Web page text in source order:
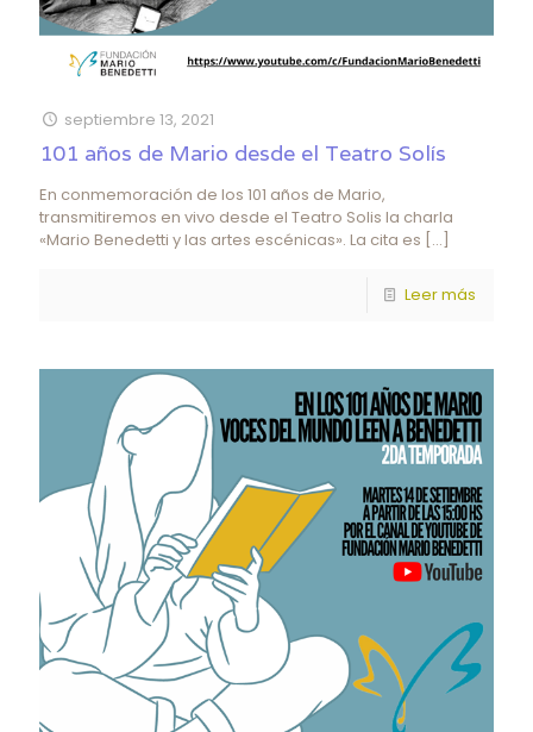
septiembre 13, 2021
101 años de Mario desde el Teatro Solís
En conmemoración de los 101 años de Mario,
transmitiremos en vivo desde el Teatro Solis la charla
«Mario Benedetti y las artes escénicas». La cita es […]
Leer más